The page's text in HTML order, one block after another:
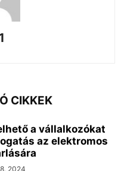
CIKKEK
a vállalkozókat
az elektromos
2024